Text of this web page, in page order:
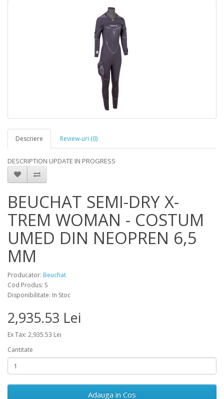
Descriere Review-uri (0)
DESCRIPTION UPDATE IN PROGRESS
BEUCHAT SEMI-DRY X-
TREM WOMAN - COSTUM
UMED DIN NEOPREN 6,5
MM
Producator: Beuchat
Cod Produs: S
Disponibilitate: In Stoc
2,935.53 Lei
Ex Tax: 2,935.53 Lei
Cantitate
Adauga in Cos